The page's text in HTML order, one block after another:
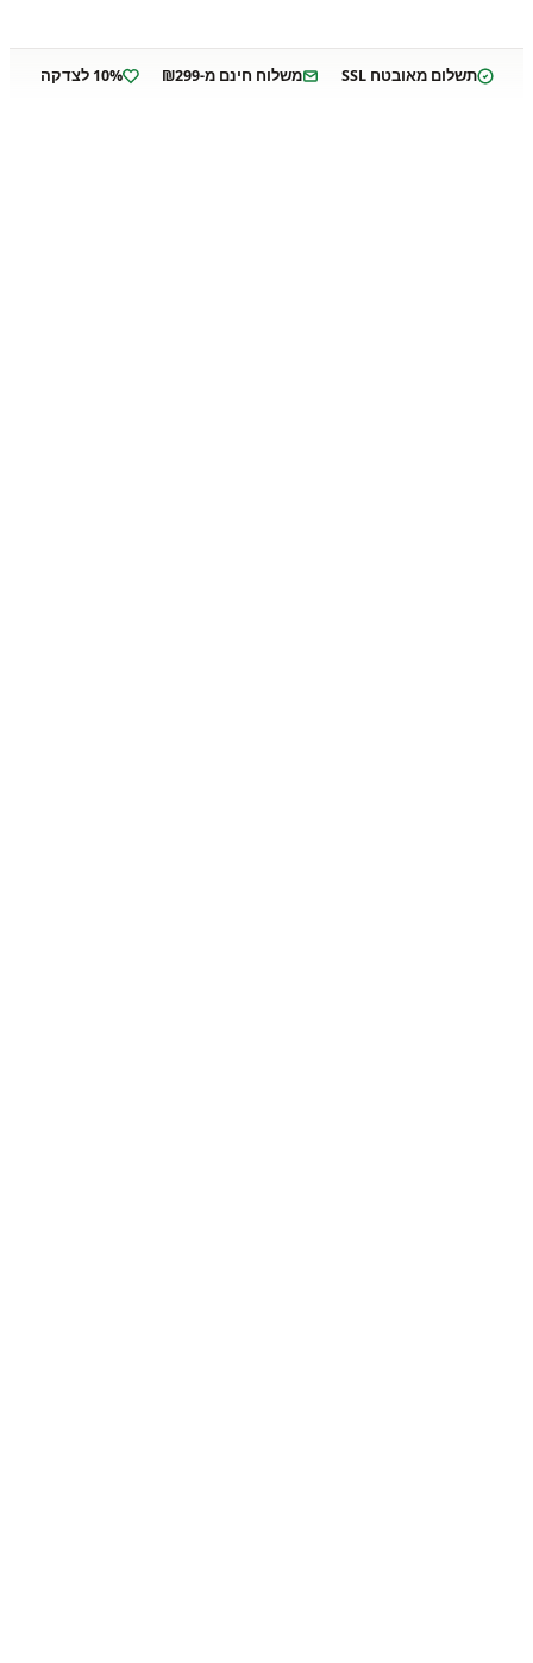
תשלום מאובטח SSL משלוח חינם מ-₪299 10% לצדקה